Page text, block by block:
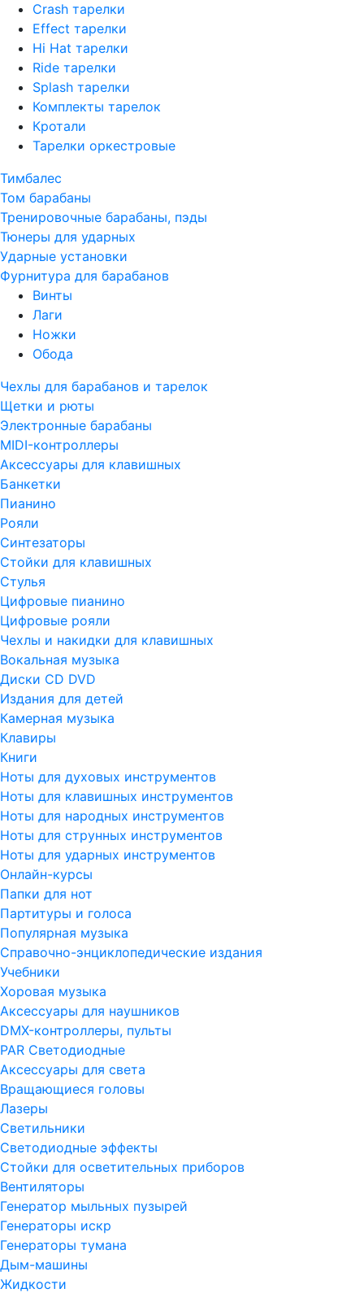
Crash тарелки
Effect тарелки
Hi Hat тарелки
Ride тарелки
Splash тарелки
Комплекты тарелок
Кротали
Тарелки оркестровые
Тимбалес
Том барабаны
Тренировочные барабаны, пэды
Тюнеры для ударных
Ударные установки
Фурнитура для барабанов
Винты
Лаги
Ножки
Обода
Чехлы для барабанов и тарелок
Щетки и рюты
Электронные барабаны
MIDI-контроллеры
Аксессуары для клавишных
Банкетки
Пианино
Рояли
Синтезаторы
Стойки для клавишных
Стулья
Цифровые пианино
Цифровые рояли
Чехлы и накидки для клавишных
Вокальная музыка
Диски CD DVD
Издания для детей
Камерная музыка
Клавиры
Книги
Ноты для духовых инструментов
Ноты для клавишных инструментов
Ноты для народных инструментов
Ноты для струнных инструментов
Ноты для ударных инструментов
Онлайн-курсы
Папки для нот
Партитуры и голоса
Популярная музыка
Справочно-энциклопедические издания
Учебники
Хоровая музыка
Аксессуары для наушников
DMX-контроллеры, пульты
PAR Светодиодные
Аксессуары для света
Вращающиеся головы
Лазеры
Светильники
Светодиодные эффекты
Стойки для осветительных приборов
Вентиляторы
Генератор мыльных пузырей
Генераторы искр
Генераторы тумана
Дым-машины
Жидкости